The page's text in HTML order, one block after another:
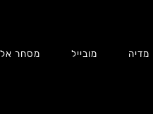
מדיה מובייל מסחר